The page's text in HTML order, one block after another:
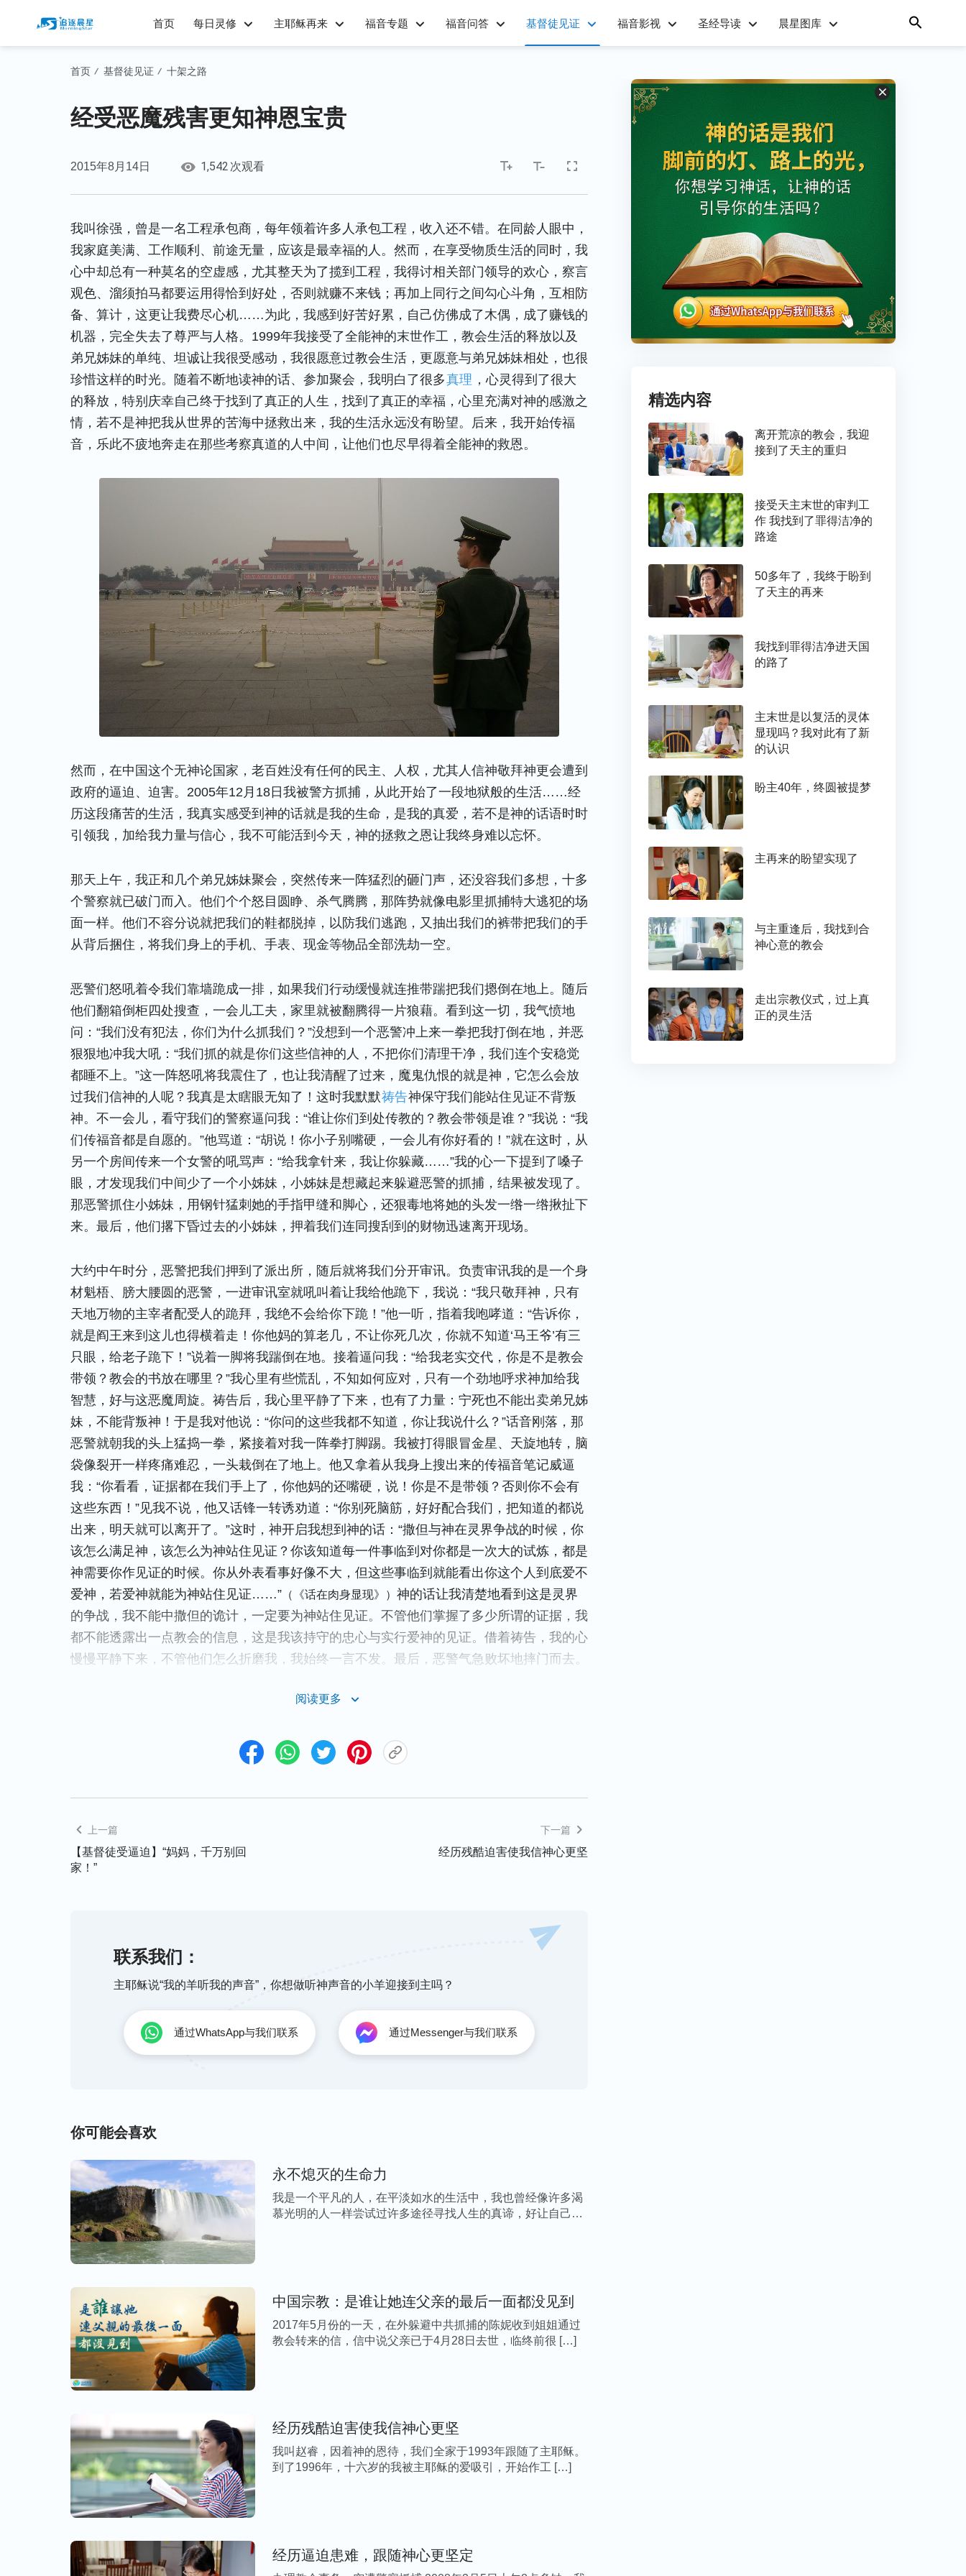
首页 每日灵修 主耶稣再来 福音专题 福音问答 基督徒见证 福音影视 圣经导读 晨星图库
首页 / 基督徒见证 / 十架之路
经受恶魔残害更知神恩宝贵
2015年8月14日 1,542 次观看
我叫徐强，曾是一名工程承包商，每年领着许多人承包工程，收入还不错。在同龄人眼中，
我家庭美满、工作顺利、前途无量，应该是最幸福的人。然而，在享受物质生活的同时，我
心中却总有一种莫名的空虚感，尤其整天为了揽到工程，我得讨相关部门领导的欢心，察言
观色、溜须拍马都要运用得恰到好处，否则就赚不来钱；再加上同行之间勾心斗角，互相防
备、算计，这更让我费尽心机……为此，我感到好苦好累，自己仿佛成了木偶，成了赚钱的
机器，完全失去了尊严与人格。1999年我接受了全能神的末世作工，教会生活的释放以及
弟兄姊妹的单纯、坦诚让我很受感动，我很愿意过教会生活，更愿意与弟兄姊妹相处，也很
珍惜这样的时光。随着不断地读神的话、参加聚会，我明白了很多真理 ，心灵得到了很大
的释放，特别庆幸自己终于找到了真正的人生，找到了真正的幸福，心里充满对神的感激之
情，若不是神把我从世界的苦海中拯救出来，我的生活永远没有盼望。后来，我开始传福
音，乐此不疲地奔走在那些考察真道的人中间，让他们也尽早得着全能神的救恩。
然而，在中国这个无神论国家，老百姓没有任何的民主、人权，尤其人信神敬拜神更会遭到
政府的逼迫、迫害。2005年12月18日我被警方抓捕，从此开始了一段地狱般的生活……经
历这段痛苦的生活，我真实感受到神的话就是我的生命，是我的真爱，若不是神的话语时时
引领我，加给我力量与信心，我不可能活到今天，神的拯救之恩让我终身难以忘怀。
那天上午，我正和几个弟兄姊妹聚会，突然传来一阵猛烈的砸门声，还没容我们多想，十多
个警察就已破门而入。他们个个怒目圆睁、杀气腾腾，那阵势就像电影里抓捕特大逃犯的场
面一样。他们不容分说就把我们的鞋都脱掉，以防我们逃跑，又抽出我们的裤带把我们的手
从背后捆住，将我们身上的手机、手表、现金等物品全部洗劫一空。
恶警们怒吼着令我们靠墙跪成一排，如果我们行动缓慢就连推带踹把我们摁倒在地上。随后
他们翻箱倒柜四处搜查，一会儿工夫，家里就被翻腾得一片狼藉。看到这一切，我气愤地
问：“我们没有犯法，你们为什么抓我们？”没想到一个恶警冲上来一拳把我打倒在地，并恶
狠狠地冲我大吼：“我们抓的就是你们这些信神的人，不把你们清理干净，我们连个安稳觉
都睡不上。”这一阵怒吼将我震住了，也让我清醒了过来，魔鬼仇恨的就是神，它怎么会放
过我们信神的人呢？我真是太瞎眼无知了！这时我默默祷告神保守我们能站住见证不背叛
神。不一会儿，看守我们的警察逼问我：“谁让你们到处传教的？教会带领是谁？”我说：“我
们传福音都是自愿的。”他骂道：“胡说！你小子别嘴硬，一会儿有你好看的！”就在这时，从
另一个房间传来一个女警的吼骂声：“给我拿针来，我让你躲藏……”我的心一下提到了嗓子
眼，才发现我们中间少了一个小姊妹，小姊妹是想藏起来躲避恶警的抓捕，结果被发现了。
那恶警抓住小姊妹，用钢针猛刺她的手指甲缝和脚心，还狠毒地将她的头发一绺一绺揪扯下
来。最后，他们撂下昏过去的小姊妹，押着我们连同搜刮到的财物迅速离开现场。
大约中午时分，恶警把我们押到了派出所，随后就将我们分开审讯。负责审讯我的是一个身
材魁梧、膀大腰圆的恶警，一进审讯室就吼叫着让我给他跪下，我说：“我只敬拜神，只有
天地万物的主宰者配受人的跪拜，我绝不会给你下跪！”他一听，指着我咆哮道：“告诉你，
就是阎王来到这儿也得横着走！你他妈的算老几，不让你死几次，你就不知道‘马王爷’有三
只眼，给老子跪下！”说着一脚将我踹倒在地。接着逼问我：“给我老实交代，你是不是教会
带领？教会的书放在哪里？”我心里有些慌乱，不知如何应对，只有一个劲地呼求神加给我
智慧，好与这恶魔周旋。祷告后，我心里平静了下来，也有了力量：宁死也不能出卖弟兄姊
妹，不能背叛神！于是我对他说：“你问的这些我都不知道，你让我说什么？”话音刚落，那
恶警就朝我的头上猛捣一拳，紧接着对我一阵拳打脚踢。我被打得眼冒金星、天旋地转，脑
袋像裂开一样疼痛难忍，一头栽倒在了地上。他又拿着从我身上搜出来的传福音笔记威逼
我：“你看看，证据都在我们手上了，你他妈的还嘴硬，说！你是不是带领？否则你不会有
这些东西！”见我不说，他又话锋一转诱劝道：“你别死脑筋，好好配合我们，把知道的都说
出来，明天就可以离开了。”这时，神开启我想到神的话：“撒但与神在灵界争战的时候，你
该怎么满足神，该怎么为神站住见证？你该知道每一件事临到对你都是一次大的试炼，都是
神需要你作见证的时候。你从外表看事好像不大，但这些事临到就能看出你这个人到底爱不
爱神，若爱神就能为神站住见证……” （《话在肉身显现》） 神的话让我清楚地看到这是灵界
的争战，我不能中撒但的诡计，一定要为神站住见证。不管他们掌握了多少所谓的证据，我
都不能透露出一点教会的信息，这是我该持守的忠心与实行爱神的见证。借着祷告，我的心
慢慢平静下来，不管他们怎么折磨我，我始终一言不发。最后，恶警气急败坏地摔门而去。
过了一会儿，进来一个三十多岁的男警，他慢慢地把我从地上扶起来坐在椅子上，还给我倒
称呼我“弟兄”？不容我多想，他又接着说：“弟兄，咱们今天得活得现实一点，凡事得灵活，
像你这样他们非把你打死不可。不瞒你说，我以前也是信神的，我知道信神是好事，可因信
父母的情感最重，这人说的每一句话都刺痛着我的心，父母年迈的身影也浮现在了眼前，我
心里一下黑暗软弱了：是啊，如果我被判刑坐牢了，父母怎么办？谁来照顾他们？……想到
这里，我的眼泪止不住地流了下来。那恶警立马趁机诱劝：“所以说嘛，好好配合他们，明
于是我对他说：“谢谢你的好心，我心
领了，教会的事我什么也不知道。”这恶警见目的没得逞就暴跳如雷现了原形，指着我恶狠
狠地骂道：“你就等死吧！”说着一把将我从椅子上拽下来，揪着我的衣领将我拖到门口，又
地，一只脚着地，另一只脚就得抬起来，随着身体的晃动手铐就往肉里勒，钻心地疼。过了
将近一个小时，恶警们酒足饭饱后回来了，阴笑着问我感觉怎么样。此时，因着疼痛我身上
当天晚上七点多，恶警们把我和另外四个姊妹塞进警车，要把我们带到其他地方去。姊妹们
个个面无血色，看得出她们也同样遭受了酷刑，我们用坚定的眼神互相勉励着。到了看守
所，恶警们只让四个姊妹下了车，之后载着我继续行进，我问他们要带我去哪儿，一个警察
诡秘地笑着说：“虽然你什么都不说，但我们也知道你不是个小人物，所以不敢怠慢，请你
吃点‘宵夜’……”我知道这帮恶警不安好心，心里一刻也不敢放松，一直在默默地呼求神加给
我力量，保守我不背叛神。我被带到了国保大队，接收我的是两个彪形大汉，他们把我带进
审讯室，只见满地的刑具犹如一只只不发声的饿虎一样让我毛骨悚然。这时，一个恶警恶狠
狠地对我说：“听说你挺硬？我们就喜欢啃硬骨头！……”话音没落，两个恶警就扑上来边吼
边使劲地揪我的耳朵。在昏暗的灯光下，我看到了两张狰狞扭曲的脸，心禁不住“怦怦”直
跳。这时又听见一个恶警狂笑着说：“今天遇到我算你倒霉，先给你洗个澡……”说着一把拽
住我连撕带扯地扒光了我的衣服，我一丝不挂地站在冰冷的地面上冻得浑身抽搐，上下牙直
打架。那恶警拉来一根水管，对准我打开了阀门，霎时间，一股强劲刺骨的冰水射到了我的
身上，我感觉皮肤像刀割一样疼痛难忍，只觉得全身的血液都凝固了，不一会儿就一点知觉
也没有了。恶警们一边给我冲水，一边吼叫着威胁我：“识相的就快给老子说！不然的话我
让你见不到明天的太阳！”我强忍着痛苦低头不语。一恶警咬牙切齿地说要给我加加温，也
就是要电击我。这时我早已被折磨得没有半点力气，感觉死亡在一步步向我逼近，心里急忙
呼求神：神哪！人太渺小，不能为你做什么，今天我愿以死来羞辱撒但，只求你保守我的心
在任何时候都不远离你、不背叛你。他们强行掰开我的嘴，把一条湿毛巾塞到我嘴里，毛巾
到浑身的血液都往头上冲，头就像要爆炸一样，疼得我眼珠都像要迸裂出去似的，身上的每
一根神经都在剧烈地抽搐，感觉快要绷断了。这伙恶警看到我痛不欲生的样子都哈哈大笑，
阅读更多
上一篇
【基督徒受逼迫】“妈妈，千万别回
家！”
下一篇
经历残酷迫害使我信神心更坚
联系我们：
主耶稣说“我的羊听我的声音”，你想做听神声音的小羊迎接到主吗？
通过WhatsApp与我们联系 通过Messenger与我们联系
你可能会喜欢
永不熄灭的生命力
我是一个平凡的人，在平淡如水的生活中，我也曾经像许多渴
慕光明的人一样尝试过许多途径寻找人生的真谛，好让自己的
中国宗教：是谁让她连父亲的最后一面都没见到
2017年5月份的一天，在外躲避中共抓捕的陈妮收到姐姐通过
教会转来的信，信中说父亲已于4月28日去世，临终前很 […]
经历残酷迫害使我信神心更坚
我叫赵睿，因着神的恩待，我们全家于1993年跟随了主耶稣。
到了1996年，十六岁的我被主耶稣的爱吸引，开始作工 […]
经历逼迫患难，跟随神心更坚定
精选内容
离开荒凉的教会，我迎
接到了天主的重归
接受天主末世的审判工
作 我找到了罪得洁净的
路途
50多年了，我终于盼到
了天主的再来
我找到罪得洁净进天国
的路了
主末世是以复活的灵体
显现吗？我对此有了新
的认识
盼主40年，终圆被提梦
主再来的盼望实现了
与主重逢后，我找到合
神心意的教会
走出宗教仪式，过上真
正的灵生活